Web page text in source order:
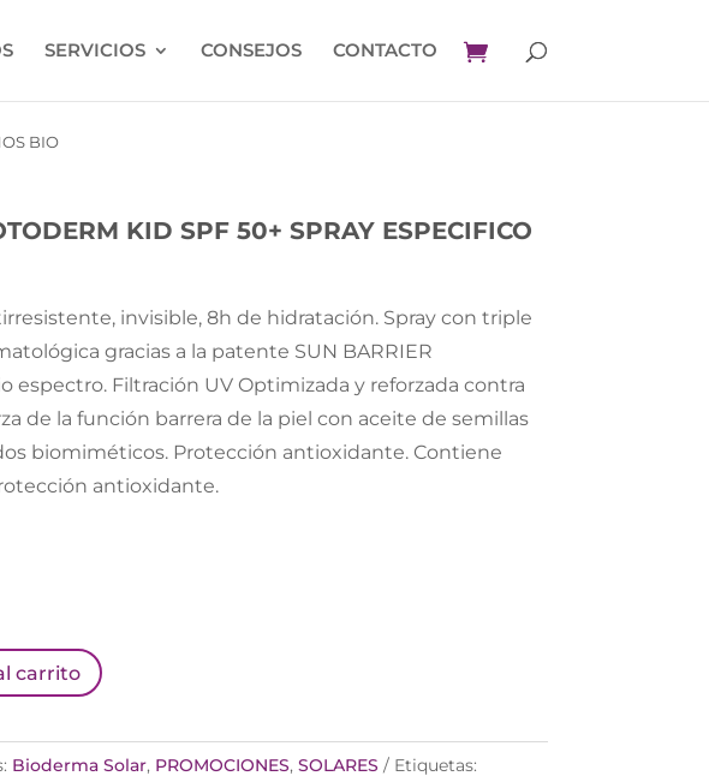
SERVICIOS CONSEJOS CONTACTO
BIO
KID SPF 50+ SPRAY ESPECIFICO
invisible, 8h de hidratación. Spray con triple
gracias a la patente SUN BARRIER
espectro. Filtración UV Optimizada y reforzada contra
de la función barrera de la piel con aceite de semillas
biomiméticos. Protección antioxidante. Contiene
antioxidante.
carrito
Bioderma Solar, PROMOCIONES,SOLARES
Etiquetas: